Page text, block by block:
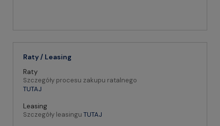
Raty / Leasing
Raty
Szczegóły procesu zakupu ratalnego
TUTAJ
Leasing
Szczegóły leasingu TUTAJ